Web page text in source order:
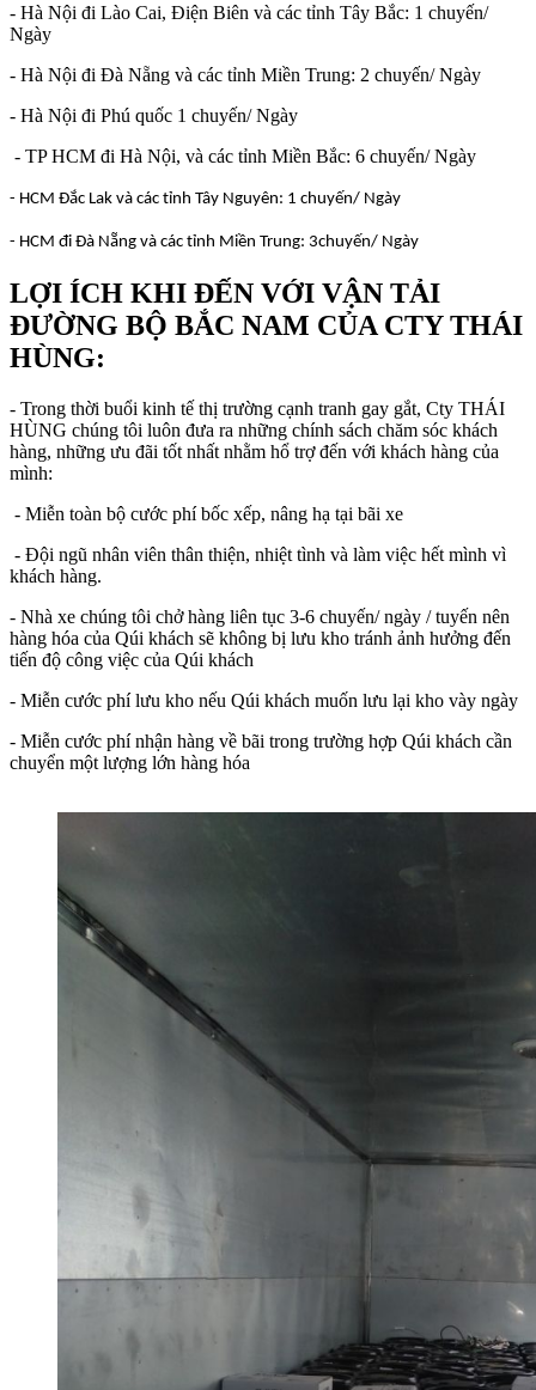
- Hà Nội đi Lào Cai, Điện Biên và các tỉnh Tây Bắc: 1 chuyến/
Ngày
- Hà Nội đi Đà Nẵng và các tỉnh Miền Trung: 2 chuyến/ Ngày
- Hà Nội đi Phú quốc 1 chuyến/ Ngày
- TP HCM đi Hà Nội, và các tỉnh Miền Bắc: 6 chuyến/ Ngày
- HCM Đắc Lak và các tỉnh Tây Nguyên: 1 chuyến/ Ngày
- HCM đi Đà Nẵng và các tỉnh Miền Trung: 3chuyến/ Ngày
LỢI ÍCH KHI ĐẾN VỚI VẬN TẢI
ĐƯỜNG BỘ BẮC NAM CỦA CTY THÁI
HÙNG:
- Trong thời buổi kinh tế thị trường cạnh tranh gay gắt, Cty THÁI
HÙNG chúng tôi luôn đưa ra những chính sách chăm sóc khách
hàng, những ưu đãi tốt nhất nhằm hổ trợ đến với khách hàng của
mình:
- Miễn toàn bộ cước phí bốc xếp, nâng hạ tại bãi xe
- Đội ngũ nhân viên thân thiện, nhiệt tình và làm việc hết mình vì
khách hàng.
- Nhà xe chúng tôi chở hàng liên tục 3-6 chuyến/ ngày / tuyến nên
hàng hóa của Qúi khách sẽ không bị lưu kho tránh ảnh hưởng đến
tiến độ công việc của Qúi khách
- Miễn cước phí lưu kho nếu Qúi khách muốn lưu lại kho vày ngày
- Miễn cước phí nhận hàng về bãi trong trường hợp Qúi khách cần
chuyển một lượng lớn hàng hóa